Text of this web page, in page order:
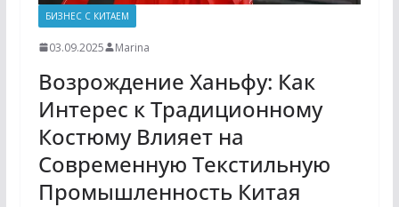
БИЗНЕС С КИТАЕМ
03.09.2025 Marina
Возрождение Ханьфу: Как
Интерес к Традиционному
Костюму Влияет на
Современную Текстильную
Промышленность Китая